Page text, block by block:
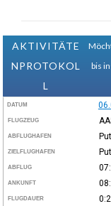
AKTIVITÄTE
NPROTOKOL
L
bis
DATUM
FLUGZEUG
ABFLUGHAFEN
ZIELFLUGHAFEN
ABFLUG
ANKUNFT
FLUGDAUER